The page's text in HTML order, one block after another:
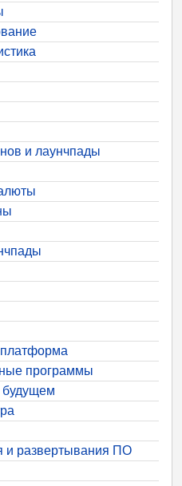
и лаунчпады
программы
и развертывания ПО